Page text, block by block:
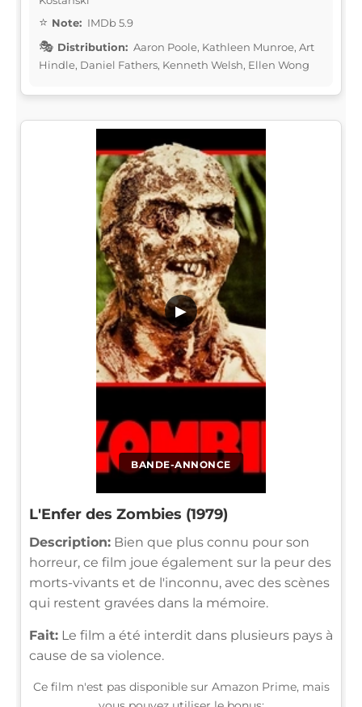
Note: IMDb 5.9
Distribution: Aaron Poole, Kathleen Munroe, Art
Hindle, Daniel Fathers, Kenneth Welsh, Ellen Wong
BANDE-ANNONCE
▶
L'Enfer des Zombies (1979)
Description: Bien que plus connu pour son
horreur, ce film joue également sur la peur des
morts-vivants et de l'inconnu, avec des scènes
qui restent gravées dans la mémoire.
Fait: Le film a été interdit dans plusieurs pays à
cause de sa violence.
Ce film n'est pas disponible sur Amazon Prime, mais